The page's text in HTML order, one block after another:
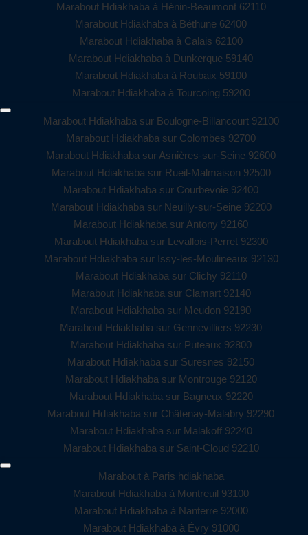
Marabout Hdiakhaba à Hénin-Beaumont 62110
Marabout Hdiakhaba à Béthune 62400
Marabout Hdiakhaba à Calais 62100
Marabout Hdiakhaba à Dunkerque 59140
Marabout Hdiakhaba à Roubaix 59100
Marabout Hdiakhaba à Tourcoing 59200
Marabout Hdiakhaba sur Boulogne-Billancourt 92100
Marabout Hdiakhaba sur Colombes 92700
Marabout Hdiakhaba sur Asnières-sur-Seine 92600
Marabout Hdiakhaba sur Rueil-Malmaison 92500
Marabout Hdiakhaba sur Courbevoie 92400
Marabout Hdiakhaba sur Neuilly-sur-Seine 92200
Marabout Hdiakhaba sur Antony 92160
Marabout Hdiakhaba sur Levallois-Perret 92300
Marabout Hdiakhaba sur Issy-les-Moulineaux 92130
Marabout Hdiakhaba sur Clichy 92110
Marabout Hdiakhaba sur Clamart 92140
Marabout Hdiakhaba sur Meudon 92190
Marabout Hdiakhaba sur Gennevilliers 92230
Marabout Hdiakhaba sur Puteaux 92800
Marabout Hdiakhaba sur Suresnes 92150
Marabout Hdiakhaba sur Montrouge 92120
Marabout Hdiakhaba sur Bagneux 92220
Marabout Hdiakhaba sur Châtenay-Malabry 92290
Marabout Hdiakhaba sur Malakoff 92240
Marabout Hdiakhaba sur Saint-Cloud 92210
Marabout à Paris hdiakhaba
Marabout Hdiakhaba à Montreuil 93100
Marabout Hdiakhaba à Nanterre 92000
Marabout Hdiakhaba à Évry 91000